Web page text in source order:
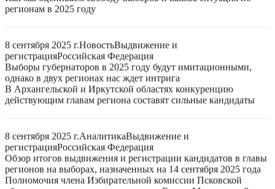
регионам в 2025 году
8 сентября 2025 г.НовостьВыдвижение и
регистрацияРоссийская Федерация
Выборы губернаторов в 2025 году будут имитационными,
однако в двух регионах нас ждет интрига
В Архангельской и Иркутской областях конкуренцию
действующим главам региона составят сильные кандидаты
8 сентября 2025 г.АналитикаВыдвижение и
регистрацияРоссийская Федерация
Обзор итогов выдвижения и регистрации кандидатов в главы
регионов на выборах, назначенных на 14 сентября 2025 года
Полномочия члена Избирательной комиссии Псковской